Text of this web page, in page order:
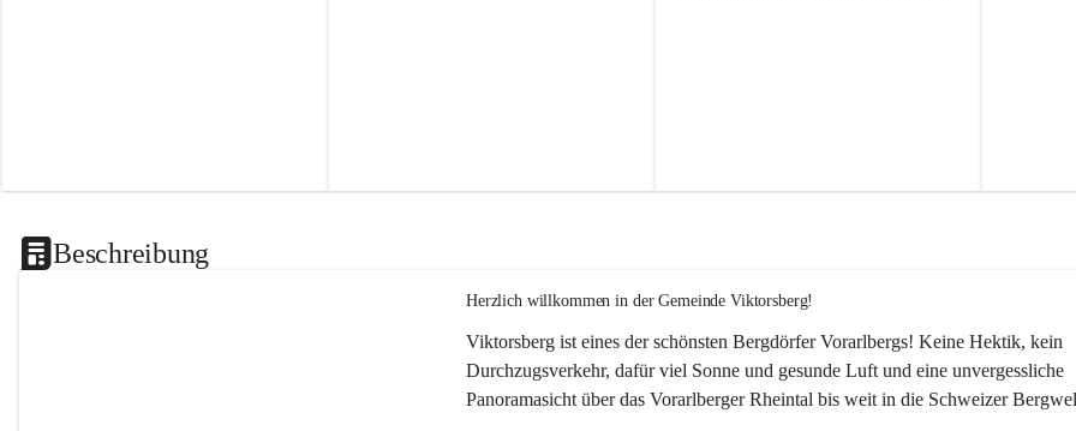
Beschreibung
Herzlich willkommen in der Gemeinde Viktorsberg!
Viktorsberg ist eines der schönsten Bergdörfer Vorarlbergs! Keine Hektik, kein
Durchzugsverkehr, dafür viel Sonne und gesunde Luft und eine unvergessliche
Panoramasicht über das Vorarlberger Rheintal bis weit in die Schweizer